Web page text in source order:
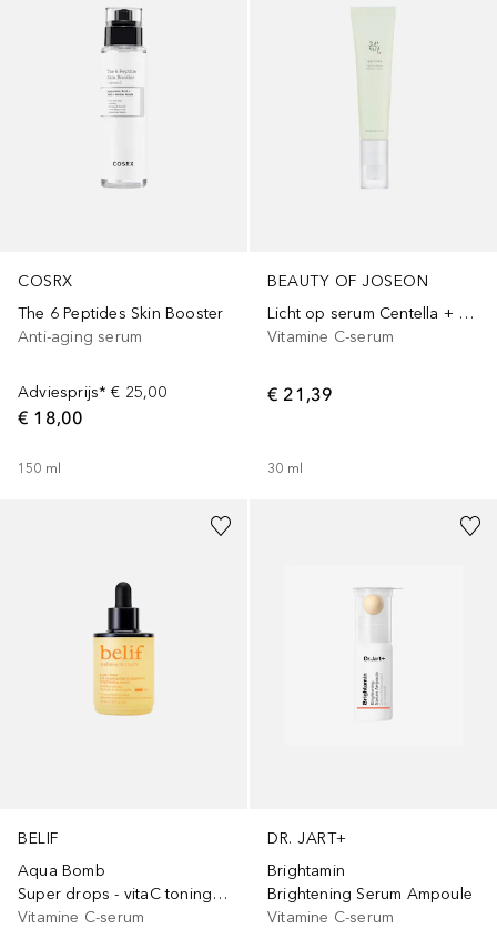
COSRX
The 6 Peptides Skin Booster
Anti-aging serum
Adviesprijs* € 25,00
€ 18,00
150 ml
BEAUTY OF JOSEON
Licht op serum Centella + Vita C
Vitamine C-serum
€ 21,39
30 ml
BELIF
Aqua Bomb
Super drops - vitaC toning serum
Vitamine C-serum
DR. JART+
Brightamin
Brightening Serum Ampoule
Vitamine C-serum